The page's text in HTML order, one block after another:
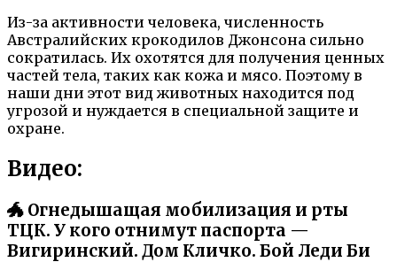
Из-за активности человека, численность
Австралийских крокодилов Джонсона сильно
сократилась. Их охотятся для получения ценных
частей тела, таких как кожа и мясо. Поэтому в
наши дни этот вид животных находится под
угрозой и нуждается в специальной защите и
охране.
Видео:
🐲 Огнедышащая мобилизация и рты
ТЦК. У кого отнимут паспорта —
Вигиринский. Дом Кличко. Бой Леди Би